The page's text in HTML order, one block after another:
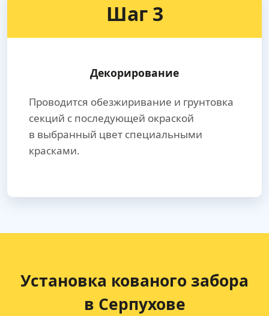
Шаг 3
Декорирование
Проводится обезжиривание и грунтовка
секций с последующей окраской
в выбранный цвет специальными
красками.
Установка кованого забора
в Серпухове